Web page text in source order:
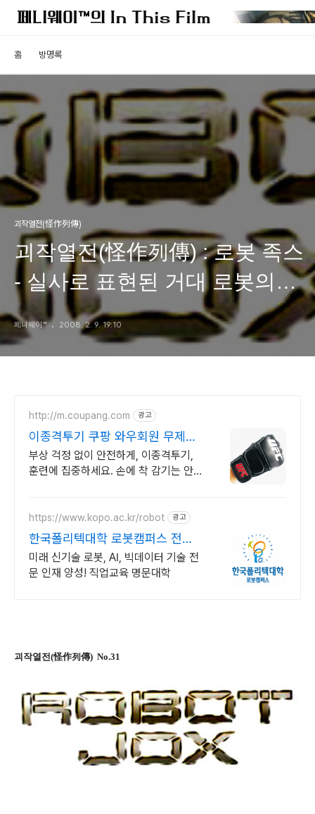
홈 방명록
괴작열전(怪作列傳)
괴작열전(怪作列傳) : 로봇 족스
- 실사로 표현된 거대 로봇의
이종 격투기
페니웨이™ 2008. 2. 9. 19:10
http://m.coupang.com 광고
이종격투기 쿠팡 와우회원 무제한
무료배송
부상 걱정 없이 안전하게, 이종격투기,
훈련에 집중하세요. 손에 착 감기는 안
https://www.kopo.ac.kr/robot 광고
한국폴리텍대학 로봇캠퍼스 전국
유일의 로봇특성화 대학
미래 신기술 로봇, AI, 빅데이터 기술 전
문 인재 양성! 직업교육 명문대학
괴작열전(怪作列傳) No.31